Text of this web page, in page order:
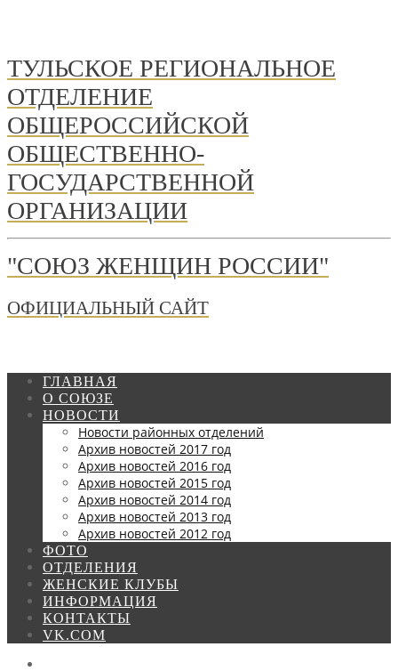
ТУЛЬСКОЕ РЕГИОНАЛЬНОЕ
ОТДЕЛЕНИЕ
ОБЩЕРОССИЙСКОЙ
ОБЩЕСТВЕННО-
ГОСУДАРСТВЕННОЙ
ОРГАНИЗАЦИИ
"СОЮЗ ЖЕНЩИН РОССИИ"
ОФИЦИАЛЬНЫЙ САЙТ
ГЛАВНАЯ
О СОЮЗЕ
НОВОСТИ
Новости районных отделений
Архив новостей 2017 год
Архив новостей 2016 год
Архив новостей 2015 год
Архив новостей 2014 год
Архив новостей 2013 год
Архив новостей 2012 год
ФОТО
ОТДЕЛЕНИЯ
ЖЕНСКИЕ КЛУБЫ
ИНФОРМАЦИЯ
КОНТАКТЫ
VK.COM